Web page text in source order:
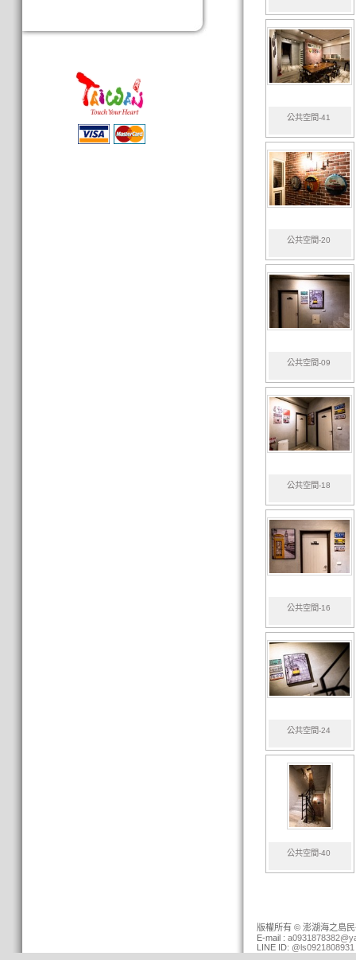
公共空間-41
公共空間-20
公共空間-09
公共空間-18
公共空間-16
公共空間-24
公共空間-40
版權所有 © 澎湖海之島
E-mail :
LINE ID: @ls0921808931